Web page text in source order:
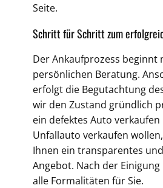
Seite.
Schritt für Schritt zum
Der Ankaufprozess beginnt
persönlichen Beratung.
erfolgt die Begutachtung
wir den Zustand gründlich
ein defektes Auto
Unfallauto verkaufen
Ihnen ein transparentes
Angebot. Nach der
alle Formalitäten für Sie.